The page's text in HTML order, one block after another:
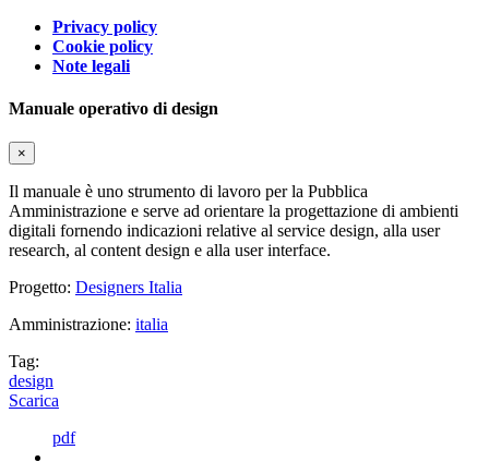
Privacy policy
Cookie policy
Note legali
Manuale operativo di design
×
Il manuale è uno strumento di lavoro per la Pubblica
Amministrazione e serve ad orientare la progettazione di ambienti
digitali fornendo indicazioni relative al service design, alla user
research, al content design e alla user interface.
Progetto: Designers Italia
Amministrazione: italia
Tag:
design
Scarica
pdf